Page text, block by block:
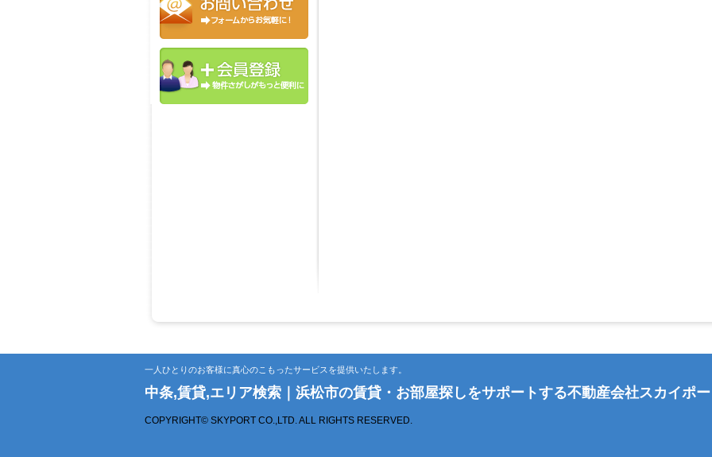
一人ひとりのお客様に真心のこもったサービスを提供いたします。
中条,賃貸,エリア検索｜浜松市の賃貸・お部屋探しをサポートする不動産会社スカイポ
COPYRIGHT© SKYPORT CO.,LTD. ALL RIGHTS RESERVED.